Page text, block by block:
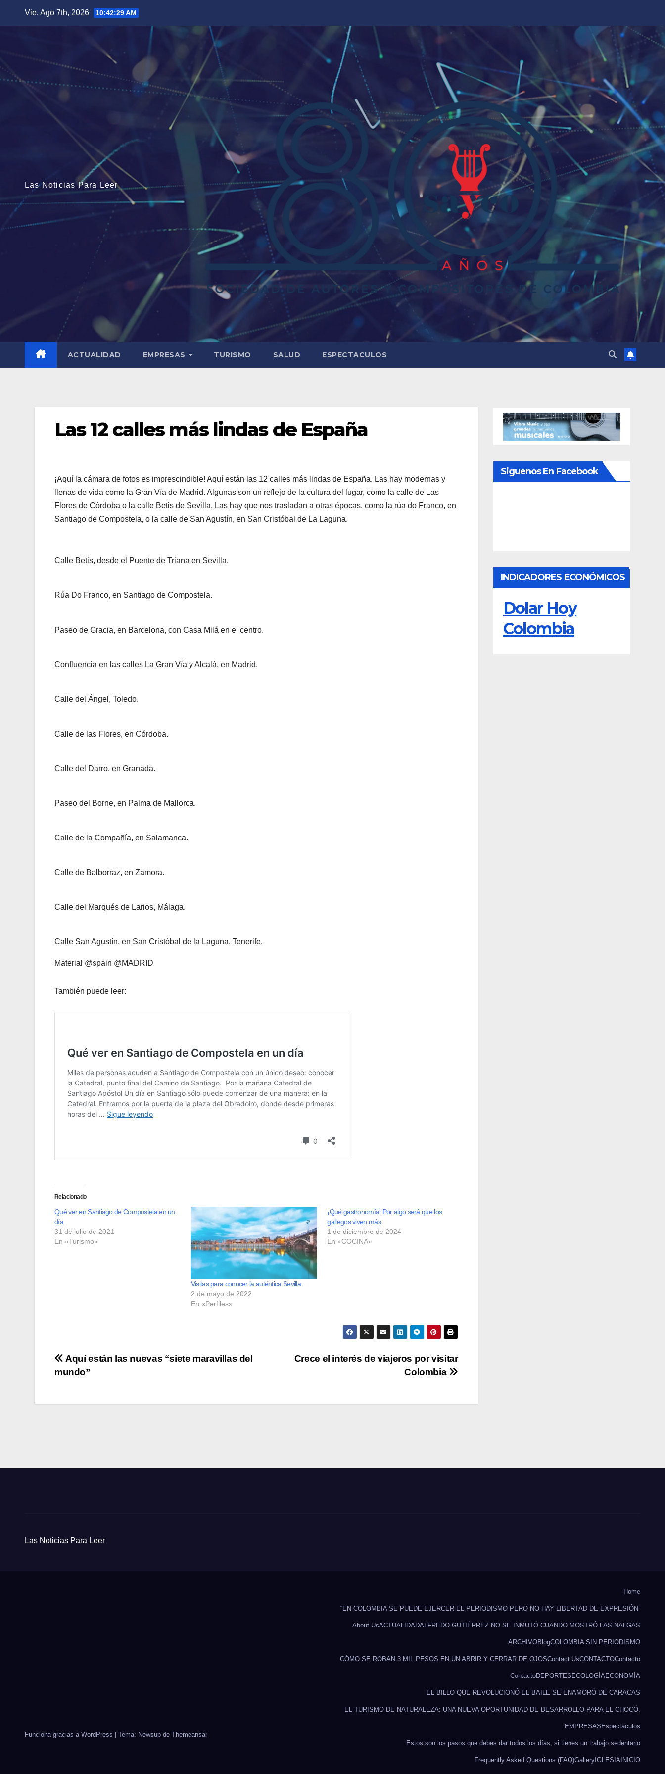
Vie. Ago 7th, 2026 10:42:30 AM
Las Noticias Para Leer
ACTUALIDAD EMPRESAS TURISMO SALUD ESPECTACULOS
Las 12 calles más lindas de España
¡Aquí la cámara de fotos es imprescindible! Aquí están las 12 calles más lindas de España. Las hay modernas y
llenas de vida como la Gran Vía de Madrid. Algunas son un reflejo de la cultura del lugar, como la calle de Las
Flores de Córdoba o la calle Betis de Sevilla. Las hay que nos trasladan a otras épocas, como la rúa do Franco, en
Santiago de Compostela, o la calle de San Agustín, en San Cristóbal de La Laguna.
Calle Betis, desde el Puente de Triana en Sevilla.
Rúa Do Franco, en Santiago de Compostela.
Paseo de Gracia, en Barcelona, con Casa Milá en el centro.
Confluencia en las calles La Gran Vía y Alcalá, en Madrid.
Calle del Ángel, Toledo.
Calle de las Flores, en Córdoba.
Calle del Darro, en Granada.
Paseo del Borne, en Palma de Mallorca.
Calle de la Compañía, en Salamanca.
Calle de Balborraz, en Zamora.
Calle del Marqués de Larios, Málaga.
Calle San Agustín, en San Cristóbal de la Laguna, Tenerife.
Material @spain @MADRID
También puede leer:
Relacionado
Qué ver en Santiago de Compostela en un
día
31 de julio de 2021
En «Turismo»
Visitas para conocer la auténtica Sevilla
2 de mayo de 2022
En «Perfiles»
¡Qué gastronomía! Por algo será que los
gallegos viven más
1 de diciembre de 2024
En «COCINA»
Navegación
entradas
Crece el interés de viajeros por visitar
Colombia
Aquí están las nuevas “siete maravillas del
mundo”
Siguenos En Facebook
INDICADORES ECONÓMICOS
Dolar Hoy
Colombia
Las Noticias Para Leer
Funciona gracias a WordPress Tema: Newsup de Themeansar
Home
“EN COLOMBIA SE PUEDE EJERCER EL PERIODISMO PERO NO HAY LIBERTAD DE EXPRESIÓN”
About UsACTUALIDADALFREDO GUTIÉRREZ NO SE INMUTÓ CUANDO MOSTRÓ LAS NALGAS
ARCHIVOBlogCOLOMBIA SIN PERIODISMO
CÓMO SE ROBAN 3 MIL PESOS EN UN ABRIR Y CERRAR DE OJOSContact UsCONTACTOContacto
ContactoDEPORTES ECOLOGÍAECONOMÍA
EL BILLO QUE REVOLUCIONÓ EL BAILE SE ENAMORÓ DE CARACAS
EL TURISMO DE NATURALEZA: UNA NUEVA OPORTUNIDAD DE DESARROLLO PARA EL CHOCÓ.
EMPRESAS Espectaculos
Estos son los pasos que debes dar todos los días, si tienes un trabajo sedentario
Frequently Asked Questions (FAQ)Gallery IGLESIA INICIO